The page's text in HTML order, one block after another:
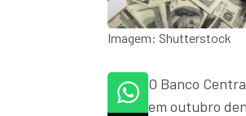
Imagem: Shutterstock
O Banco
em outubro